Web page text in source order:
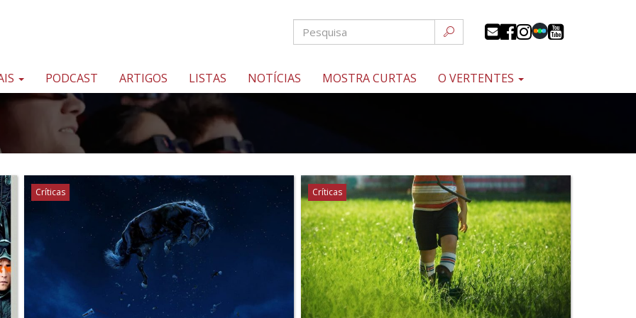
PODCAST ARTIGOS LISTAS NOTÍCIAS MOSTRA CURTAS O VERTENTES
Críticas Críticas